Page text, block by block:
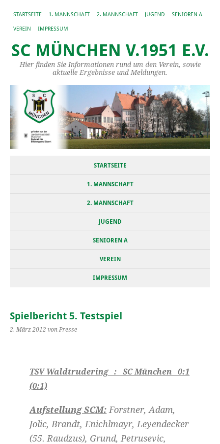
STARTSEITE 1. MANNSCHAFT 2. MANNSCHAFT JUGEND SENIOREN A
VEREIN IMPRESSUM
SC MÜNCHEN V.1951 E.V.
Hier finden Sie Informationen rund um den Verein, sowie
aktuelle Ergebnisse und Meldungen.
STARTSEITE
1. MANNSCHAFT
2. MANNSCHAFT
JUGEND
SENIOREN A
VEREIN
IMPRESSUM
Spielbericht 5. Testspiel
2. März 2012 von Presse
TSV Waldtrudering : SC München 0:1
(0:1)
Aufstellung SCM: Forstner, Adam,
Jolic, Brandt, Enichlmayr, Leyendecker
(55. Raudzus), Grund, Petrusevic,